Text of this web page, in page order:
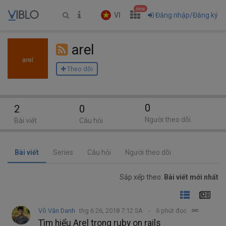
VI
new
Đăng nhập/Đăng ký
arel
Theo dõi
Bài viết Series Câu hỏi Người theo dõi
Sắp xếp theo: Bài viết mới nhất
Võ Văn Danh thg 6 26, 2018 7:12 SA 6 phút đọc
Tìm hiểu Arel trong ruby on rails
2
Bài viết
0
Câu hỏi
0
Người theo dõi